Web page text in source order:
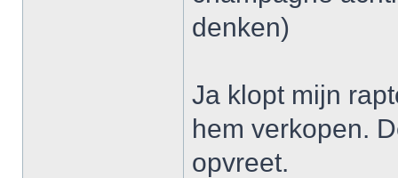
denken)
Ja klopt mijn
hem verkopen.
opvreet.